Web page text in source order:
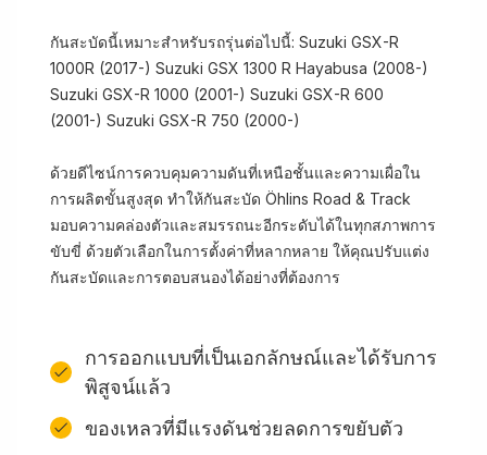
กันสะบัดนี้เหมาะสำหรับรถรุ่นต่อไปนี้: Suzuki GSX-R
1000R (2017-) Suzuki GSX 1300 R Hayabusa (2008-)
Suzuki GSX-R 1000 (2001-) Suzuki GSX-R 600
(2001-) Suzuki GSX-R 750 (2000-)
ด้วยดีไซน์การควบคุมความดันที่เหนือชั้นและความเผื่อใน
การผลิตขั้นสูงสุด ทำให้กันสะบัด Öhlins Road & Track
มอบความคล่องตัวและสมรรถนะอีกระดับได้ในทุกสภาพการ
ขับขี่ ด้วยตัวเลือกในการตั้งค่าที่หลากหลาย ให้คุณปรับแต่ง
กันสะบัดและการตอบสนองได้อย่างที่ต้องการ
การออกแบบที่เป็นเอกลักษณ์และได้รับการ
พิสูจน์แล้ว
ของเหลวที่มีแรงดันช่วยลดการขยับตัว